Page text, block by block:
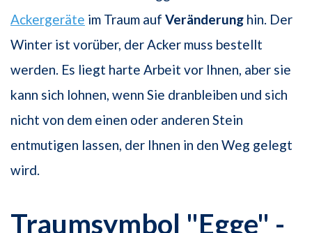
Ackergeräte im Traum auf Veränderung hin. Der
Winter ist vorüber, der Acker muss bestellt
werden. Es liegt harte Arbeit vor Ihnen, aber sie
kann sich lohnen, wenn Sie dranbleiben und sich
nicht von dem einen oder anderen Stein
entmutigen lassen, der Ihnen in den Weg gelegt
wird.
Traumsymbol "Egge" -